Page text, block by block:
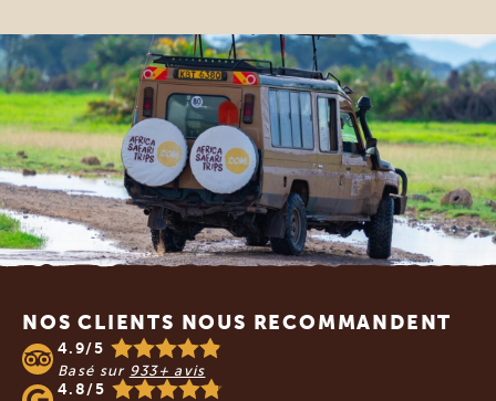
NOS CLIENTS NOUS RECOMMANDENT
4.9/5
Basé sur 933+ avis
4.8/5